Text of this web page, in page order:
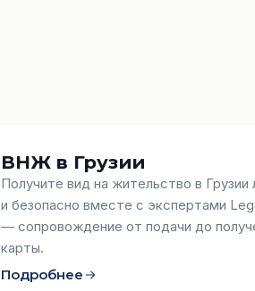
ВНЖ в Грузии
Получите вид на жительство в Грузии
и безопасно вместе с экспертами
— сопровождение от подачи до
карты.
Подробнее